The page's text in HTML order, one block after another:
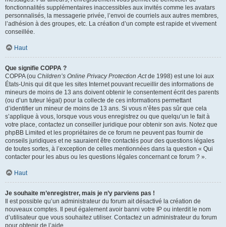
fonctionnalités supplémentaires inaccessibles aux invités comme les avatars
personnalisés, la messagerie privée, l’envoi de courriels aux autres membres,
l’adhésion à des groupes, etc. La création d’un compte est rapide et vivement
conseillée.
Haut
Que signifie COPPA ?
COPPA (ou Children’s Online Privacy Protection Actde 1998) est une loi aux
États-Unis qui dit que les sites Internet pouvant recueillir des informations de
mineurs de moins de 13 ans doivent obtenir le consentement écrit des parents
(ou d’un tuteur légal) pour la collecte de ces informations permettant
d’identifier un mineur de moins de 13 ans. Si vous n’êtes pas sûr que cela
s’applique à vous, lorsque vous vous enregistrez ou que quelqu’un le fait à
votre place, contactez un conseiller juridique pour obtenir son avis. Notez que
phpBB Limited et les propriétaires de ce forum ne peuvent pas fournir de
conseils juridiques et ne sauraient être contactés pour des questions légales
de toutes sortes, à l’exception de celles mentionnées dans la question « Qui
contacter pour les abus ou les questions légales concernant ce forum ? ».
Haut
Je souhaite m’enregistrer, mais je n’y parviens pas !
Il est possible qu’un administrateur du forum ait désactivé la création de
nouveaux comptes. Il peut également avoir banni votre IP ou interdit le nom
d’utilisateur que vous souhaitez utiliser. Contactez un administrateur du forum
pour obtenir de l’aide.